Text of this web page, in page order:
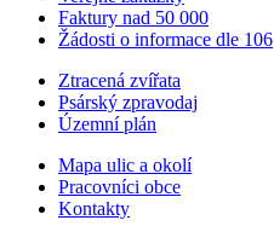
Faktury nad 50 000
Žádosti o informace dle 106
Ztracená zvířata
Psárský zpravodaj
Územní plán
Mapa ulic a okolí
Pracovníci obce
Kontakty